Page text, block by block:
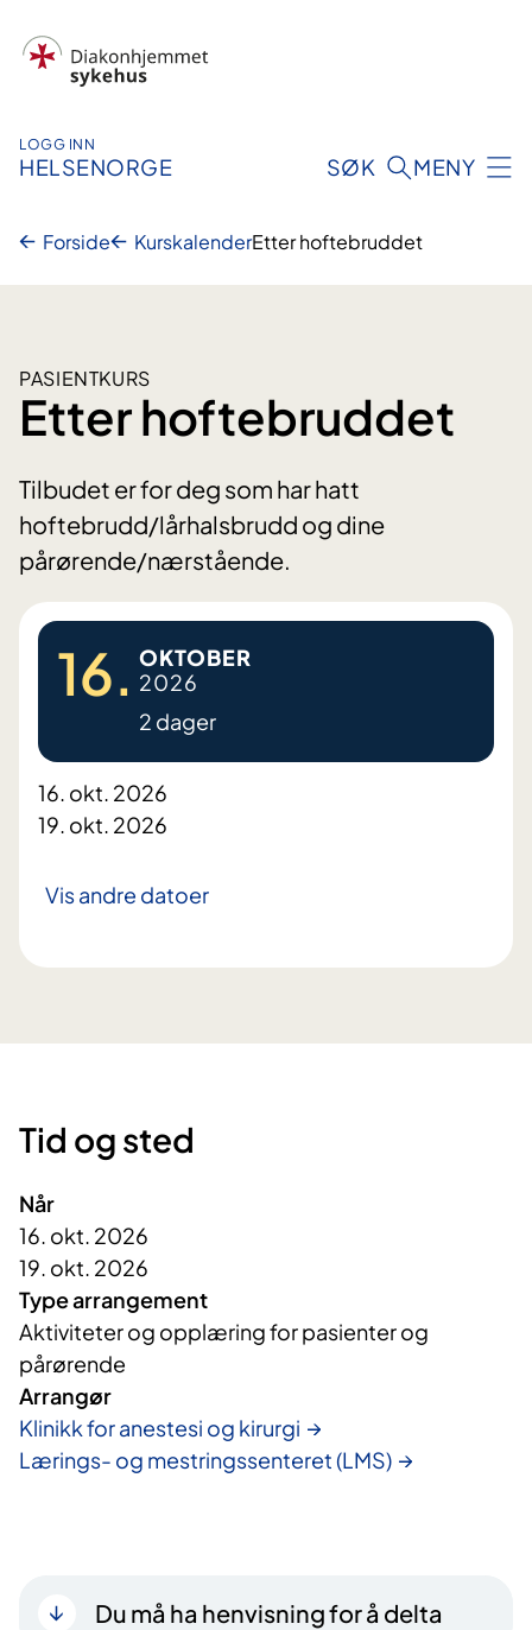
innhold
LOGG INN
HELSENORGE SØK MENY
Forside KurskalenderEtter hoftebruddet
PASIENTKURS
Etter hoftebruddet
Tilbudet er for deg som har hatt
hoftebrudd/lårhalsbrudd og dine
pårørende/nærstående.
16. OKTOBER
2026
2 dager
16. okt. 2026
19. okt. 2026
Vis andre datoer
Tid og sted
Når
16. okt. 2026
19. okt. 2026
Type arrangement
Aktiviteter og opplæring for pasienter og
pårørende
Arrangør
Klinikk for anestesi og kirurgi
Lærings- og mestringssenteret (LMS)
Du må ha henvisning for å delta